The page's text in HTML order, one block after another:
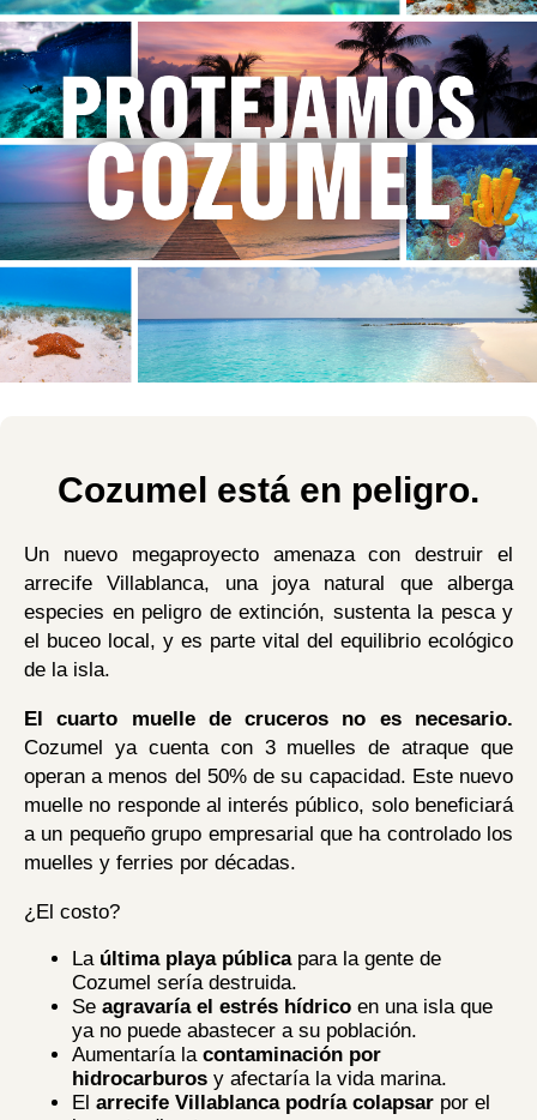
Cozumel está en peligro.
Un nuevo megaproyecto amenaza con destruir el
arrecife Villablanca, una joya natural que alberga
especies en peligro de extinción, sustenta la pesca y
el buceo local, y es parte vital del equilibrio ecológico
de la isla.
El cuarto muelle de cruceros no es necesario.
Cozumel ya cuenta con 3 muelles de atraque que
operan a menos del 50% de su capacidad. Este nuevo
muelle no responde al interés público, solo beneficiará
a un pequeño grupo empresarial que ha controlado los
muelles y ferries por décadas.
¿El costo?
La última playa públicapara la gente de
Cozumel sería destruida.
Se agravaría el estrés hídrico en una isla que
ya no puede abastecer a su población.
Aumentaría la contaminación por
hidrocarburos y afectaría la vida marina.
El arrecife Villablanca podría colapsar por el